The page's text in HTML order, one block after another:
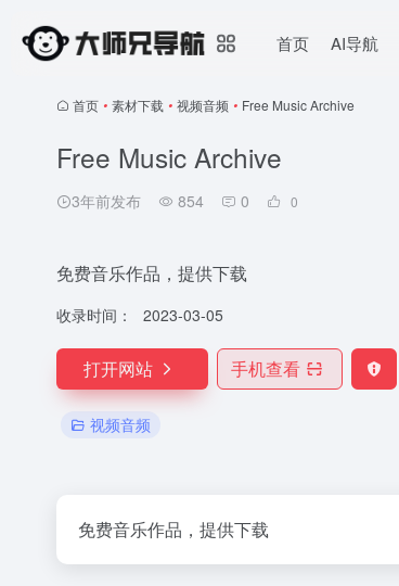
首页 AI导航
首页 • 素材下载 • 视频音频 • Free Music Archive
Free Music Archive
3年前发布 854 0 0
免费音乐作品，提供下载
收录时间： 2023-03-05
打开网站 手机查看
视频音频
免费音乐作品，提供下载